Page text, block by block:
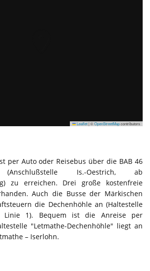
Leaflet|©OpenStreetMapcontributors
per Auto oder Reisebus über die BAB 46
(Anschlußstelle Is.-Oestrich, ab
zu erreichen. Drei große kostenfreie
Auch die Busse der Märkischen
die Dechenhöhle an (Haltestelle
Linie 1). Bequem ist die Anreise per
"Letmathe-Dechenhöhle" liegt an
– Iserlohn.